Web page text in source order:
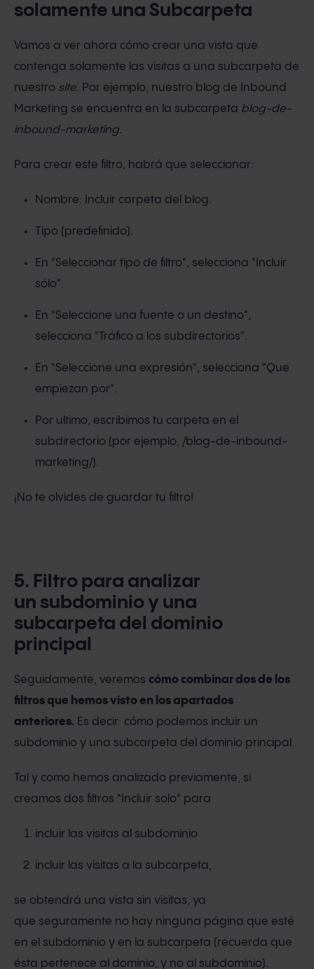
solamente una Subcarpeta
Vamos a ver ahora cómo crear una vista que
contenga solamente las visitas a una subcarpeta de
nuestro site. Por ejemplo, nuestro blog de Inbound
Marketing se encuentra en la subcarpeta blog-de-
inbound-marketing.
Para crear este filtro, habrá que seleccionar:
Nombre: Incluir carpeta del blog.
Tipo (predefinido).
En "Seleccionar tipo de filtro", selecciona "Incluir
sólo".
En "Seleccione una fuente o un destino",
selecciona "Tráfico a los subdirectorios".
En "Seleccione una expresión", selecciona "Que
empiezan por".
Por ultimo, escribimos tu carpeta en el
subdirectorio (por ejemplo, /blog-de-inbound-
marketing/).
¡No te olvides de guardar tu filtro!
5. Filtro para analizar
un subdominio y una
subcarpeta del dominio
principal
Seguidamente, veremos cómo combinar dos de los
filtros que hemos visto en los apartados
anteriores. Es decir: cómo podemos incluir un
subdominio y una subcarpeta del dominio principal.
Tal y como hemos analizado previamente, si
creamos dos filtros "Incluir solo" para
incluir las visitas al subdominio
incluir las visitas a la subcarpeta,
se obtendrá una vista sin visitas, ya
que seguramente no hay ninguna página que esté
en el subdominio y en la subcarpeta (recuerda que
ésta pertenece al dominio, y no al subdominio).